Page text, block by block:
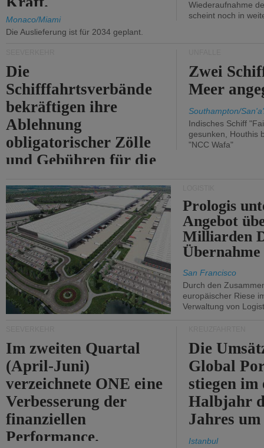
Monaco/Miami
Die Auslieferung ist für 2034 geplant.
Wiederaufnahme
scheint noch in
Die
Schifffahrtsverbände
bekräftigen ihre
Ablehnung
obligatorischer Zölle
und Gebühren für die
von Hormuz.
Zwei
Meer
Southampton/
Indisches Schiff
gesunken, Houthis
"NCC Wafa"
Prologis
Angebot
Milliarden
Übernahme
San Francisco
Durch den
europäischer Riese
Verwaltung von
Im zweiten Quartal
(April-Juni)
verzeichnete ONE eine
Verbesserung der
finanziellen
Performance.
Die
Global
stiegen im
Halbjahr
Jahres
Istanbul